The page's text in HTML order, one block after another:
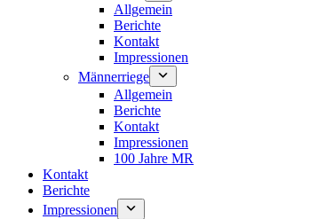
Allgemein
Berichte
Kontakt
Impressionen
Männerriege
Allgemein
Berichte
Kontakt
Impressionen
100 Jahre MR
Kontakt
Berichte
Impressionen